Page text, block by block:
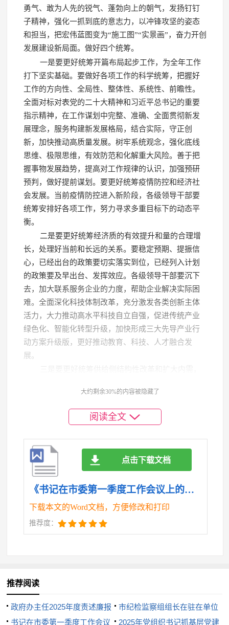
勇气、敢为人先的锐气、蓬勃向上的朝气，发扬钉钉
子精神，强化一抓到底的意志力，以冲锋攻坚的姿态
和担当，把宏伟蓝图变为“施工图”“实景画”，奋力开创
发展建设新局面。做好四个统筹。
一是要更好统筹开篇布局起步工作，为全年工作
打下坚实基础。要做好各项工作的科学统筹，把握好
工作的方向性、全局性、整体性、系统性、前瞻性。
全面对标对表党的二十大精神和习近平总书记的重要
指示精神，在工作谋划中完整、准确、全面贯彻新发
展理念，服务构建新发展格局，结合实际，守正创
新，加快推动高质量发展。树牢系统观念，强化底线
思维、极限思维，有效防范和化解重大风险。善于把
握事物发展趋势，提高对工作规律的认识，加强预研
预判，做好提前谋划。要更好统筹疫情防控和经济社
会发展。当前疫情防控进入新阶段，各级领导干部要
统筹安排好各项工作，努力寻求多重目标下的动态平
衡。
二是要更好统筹经济质的有效提升和量的合理增
长，处理好当前和长远的关系。要稳定预期、提振信
心，已经出台的政策要切实落实到位，已经列入计划
的政策要及早出台、发挥效应。各级领导干部要沉下
去，加大联系服务企业的力度，帮助企业解决实际困
难。全面深化科技体制改革，充分激发各类创新主体
活力，大力推动高水平科技自立自强，促进传统产业
绿色化、智能化转型升级，加快形成三大先导产业行
动方案升级版，更好推动教育、科技、人才融合发
展。
大消费活动策划组织，推动标志性商圈、首发经济、
线上线下消费、消费场景创新等一起发力。要加大力
度扩投资，抓紧梳理在建项目、在手项目、在谈项
项目储备和前期准备力度。发挥重大项目的牵引带动
作用，在确保安全的前提下，倒排节点、加快进度，
带动各个项目跑出“加速度”。要全力营造市场化、法
治化、现代化一流营商环境，加强制度创新、系统集
成、升级迭代。
民生保障。监测好物价变化，组织好产供销衔接，保
课准备工作。高度关注养老院等重点机构防控工作，
确保重点人群健康安全。加强春节期间家政、快递等
力量调配，保障社会服务供给，维护城市生产生活正
常运转。
大约剩余30%的内容被隐藏了
阅读全文
《书记在市委第一季度工作会议上的讲话.doc》
下载本文的Word文档，方便修改和打印
推荐度：
点击下载文档
推荐阅读
政府办主任2025年度责述廉报
告
市纪检监察组组长在驻在单位
2025年度党风廉政建设工作会
书记在市委第一季度工作会议 2025年党组织书记抓基层党建